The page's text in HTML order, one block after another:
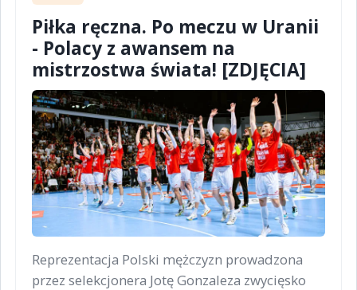
Piłka ręczna. Po meczu w Uranii
- Polacy z awansem na
mistrzostwa świata! [ZDJĘCIA]
Reprezentacja Polski mężczyzn prowadzona
przez selekcjonera Jotę Gonzaleza zwycięsko